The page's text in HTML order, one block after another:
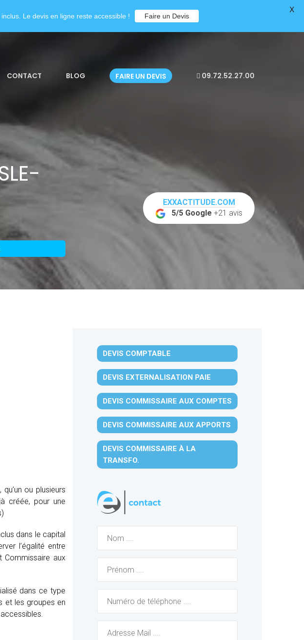
CONTACT BLOG FAIRE UN DEVIS 09.72.52.27.00
EXXACTITUDE.COM
5/5 Google +21 avis
ou plusieurs
créée, pour une
dans le capital
l’égalité entre
Commissaire aux
dans ce type
et les groupes en
DEVIS COMPTABLE
DEVIS EXTERNALISATION PAIE
DEVIS COMMISSAIRE AUX COMPTES
DEVIS COMMISSAIRE AUX APPORTS
DEVIS COMMISSAIRE À LA
TRANSFO.
Le devis en ligne reste accessible ! Faire un Devis
X